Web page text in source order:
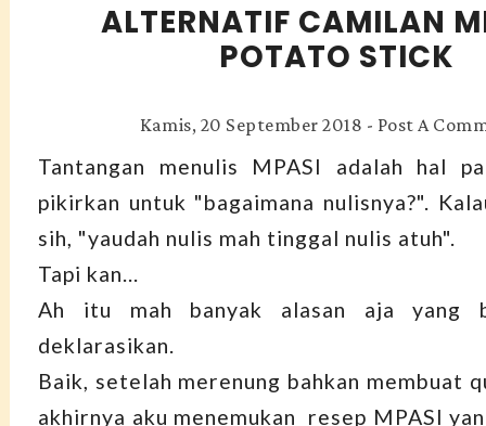
ALTERNATIF CAMILAN
POTATO STICK
Kamis, 20 September 2018 - Post A
Tantangan menulis MPASI adalah hal
pikirkan untuk "bagaimana nulisnya?".
sih, "yaudah nulis mah tinggal nulis atuh".
Tapi kan...
Ah itu mah banyak alasan aja yang
deklarasikan.
Baik, setelah merenung bahkan membuat
akhirnya aku menemukan resep MPASI